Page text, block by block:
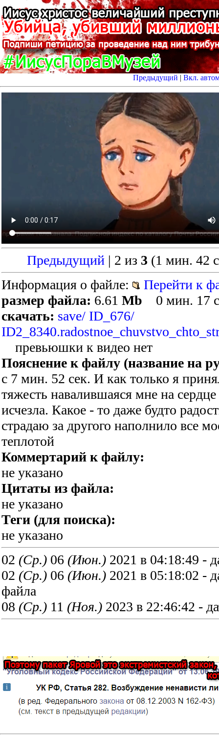
Предыдущий | Вкл.
Предыдущий| 2 из 3 (1 мин. 42
Информация о файле:
Перейти к
размер файла: 6.61 Mb 0 мин. 17
скачать: save/ ID_676/
превьюшки к видео нет
Пояснение к файлу (название на
с 7 мин. 52 сек. И как только я
тяжесть навалившаяся мне на
исчезла. Какое - то даже будто
страдаю за другого наполнило все
теплотой
Коммертарий к файлу:
не указано
Цитаты из файла:
не указано
Теги (для поиска):
не указано
02 (Ср.) 06 (Июн.) 2021 в 04:18:49 -
02 (Ср.) 06 (Июн.) 2021 в 05:18:02 -
файла
08 (Ср.) 11 (Ноя.) 2023 в 22:46:42 -